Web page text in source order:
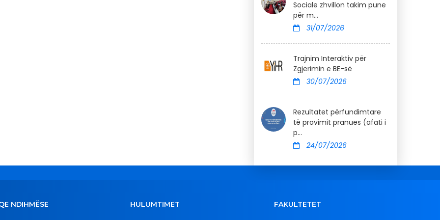
Sociale zhvillon takim pune
për m...
31/07/2026
Trajnim Interaktiv për
Zgjerimin e BE-së
30/07/2026
Rezultatet përfundimtare
të provimit pranues (afati i
p...
24/07/2026
NDIHMËSE HULUMTIMET FAKULTETET